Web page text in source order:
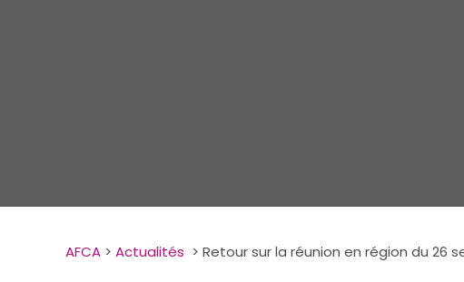
AFCA > Actualités > Retour sur la réunion en région du 26